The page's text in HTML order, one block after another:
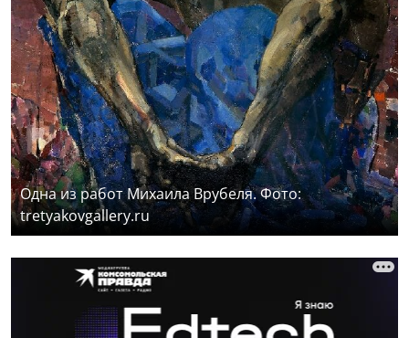
Одна из работ Михаила Врубеля. Фото:
tretyakovgallery.ru